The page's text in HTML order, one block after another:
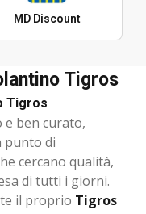
MD Discount
Tigros
Tigros
e ben curato,
punto di
cercano qualità,
di tutti i giorni.
il proprio Tigros